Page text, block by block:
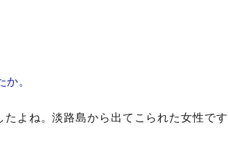
。
よね。淡路島から出てこられた女性です